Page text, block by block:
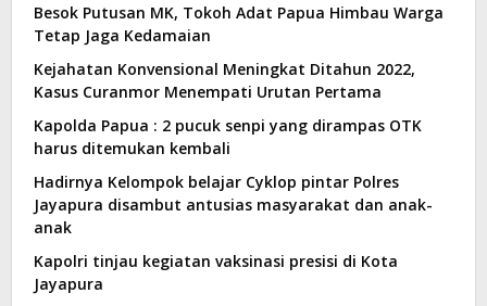
Besok Putusan MK, Tokoh Adat Papua Himbau Warga
Tetap Jaga Kedamaian
Kejahatan Konvensional Meningkat Ditahun 2022,
Kasus Curanmor Menempati Urutan Pertama
Kapolda Papua : 2 pucuk senpi yang dirampas OTK
harus ditemukan kembali
Hadirnya Kelompok belajar Cyklop pintar Polres
Jayapura disambut antusias masyarakat dan anak-
anak
Kapolri tinjau kegiatan vaksinasi presisi di Kota
Jayapura